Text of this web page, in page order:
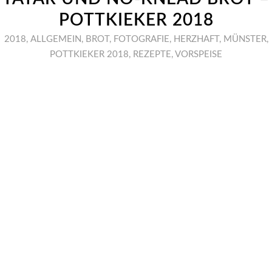
POTTKIEKER 2018
2018, ALLGEMEIN , BROT , FOTOGRAFIE , HERZHAFT , MÜNSTER,
POTTKIEKER 2018, REZEPTE , VORSPEISE